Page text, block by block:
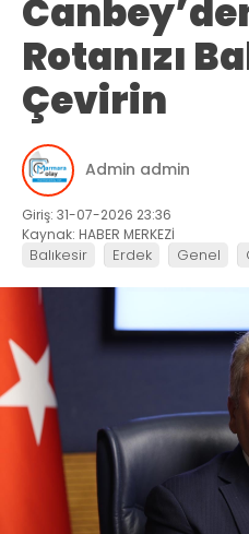
Rotanızı
Çevirin
Admin admin
Giriş: 31-07-2026 23:36
Kaynak: HABER MERKEZİ
Balıkesir Erdek Genel